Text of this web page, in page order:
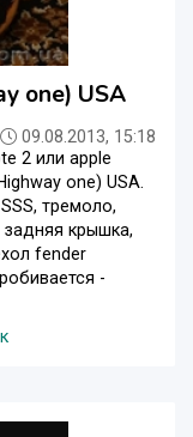
one) USA
09.08.2013, 15:18
2 или apple
one) USA.
тремоло,
задняя крышка,
fender
-